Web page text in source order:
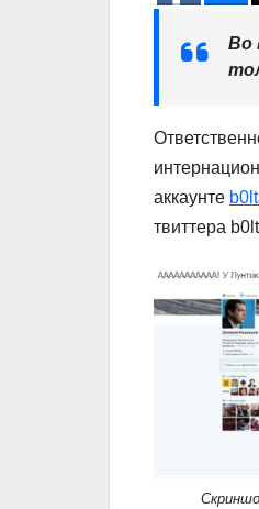
Во
аккаунте
твиттера